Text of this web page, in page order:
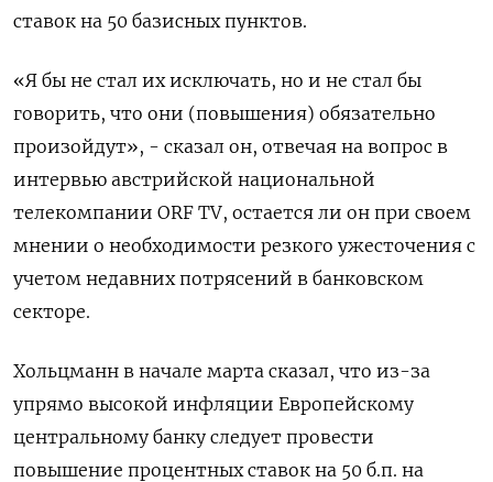
ставок на 50 базисных пунктов.
«Я бы не стал их исключать, но и не стал бы
говорить, что они (повышения) обязательно
произойдут», - сказал он, отвечая на вопрос в
интервью австрийской национальной
телекомпании ORF TV, остается ли он при своем
мнении о необходимости резкого ужесточения с
учетом недавних потрясений в банковском
секторе.
Хольцманн в начале марта сказал, что из-за
упрямо высокой инфляции Европейскому
центральному банку следует провести
повышение процентных ставок на 50 б.п. на